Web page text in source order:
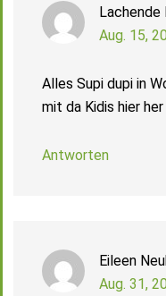
Lachende
Aug. 15,
Alles Supi dupi in
mit da Kidis hier
Antworten
Eileen
Aug. 31,